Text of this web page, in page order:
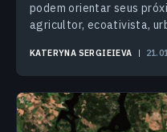
podem orientar seus
agricultor, ecoativista,
KATERYNA SERGIEIEVA